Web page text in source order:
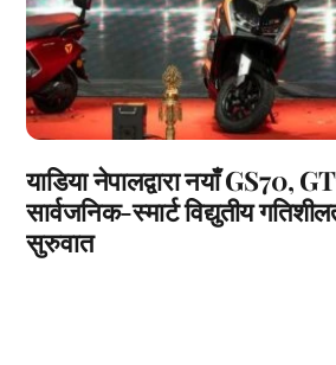
याडिया नेपालद्वारा नयाँ GS70,
सार्वजनिक-स्मार्ट विद्युतीय
सुरुवात